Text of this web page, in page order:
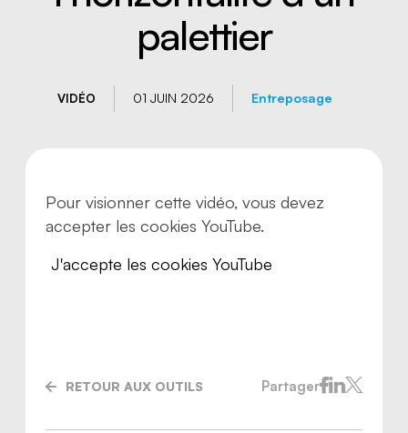
palettier
VIDÉO 01 JUIN 2026 Entreposage
Pour visionner cette vidéo, vous devez
accepter les cookies YouTube.
J'accepte les cookies YouTube
RETOUR AUX OUTILS Partager